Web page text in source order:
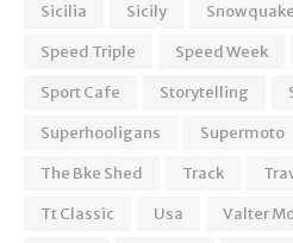
Sicilia
Sicily Snowquake
Speed Triple
Speed Week
Sport Cafe
Storytelling
Superhooligans
Supermoto
The Bke Shed
Track
Tt Classic
Usa
Valter